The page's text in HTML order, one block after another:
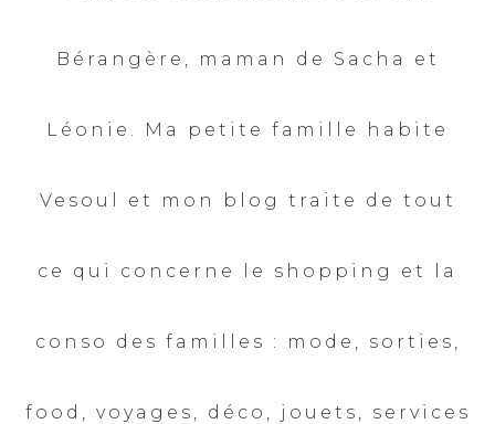
Bérangère, maman de Sacha et
Léonie. Ma petite famille habite
Vesoul et mon blog traite de tout
ce qui concerne le shopping et la
conso des familles : mode, sorties,
food, voyages, déco, jouets, services